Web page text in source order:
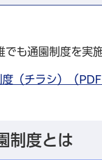
も通園制度を実施
（チラシ）（
制度とは